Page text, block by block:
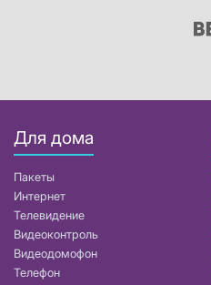
Для дома
Пакеты
Интернет
Телевидение
Видеоконтроль
Видеодомофон
Телефон